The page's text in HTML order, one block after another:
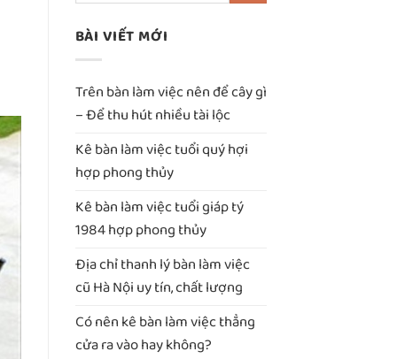
BÀI VIẾT MỚI
Trên bàn làm việc nên để cây gì
– Để thu hút nhiều tài lộc
Kê bàn làm việc tuổi quý hợi
hợp phong thủy
Kê bàn làm việc tuổi giáp tý
1984 hợp phong thủy
Địa chỉ thanh lý bàn làm việc
cũ Hà Nội uy tín, chất lượng
Có nên kê bàn làm việc thẳng
cửa ra vào hay không?